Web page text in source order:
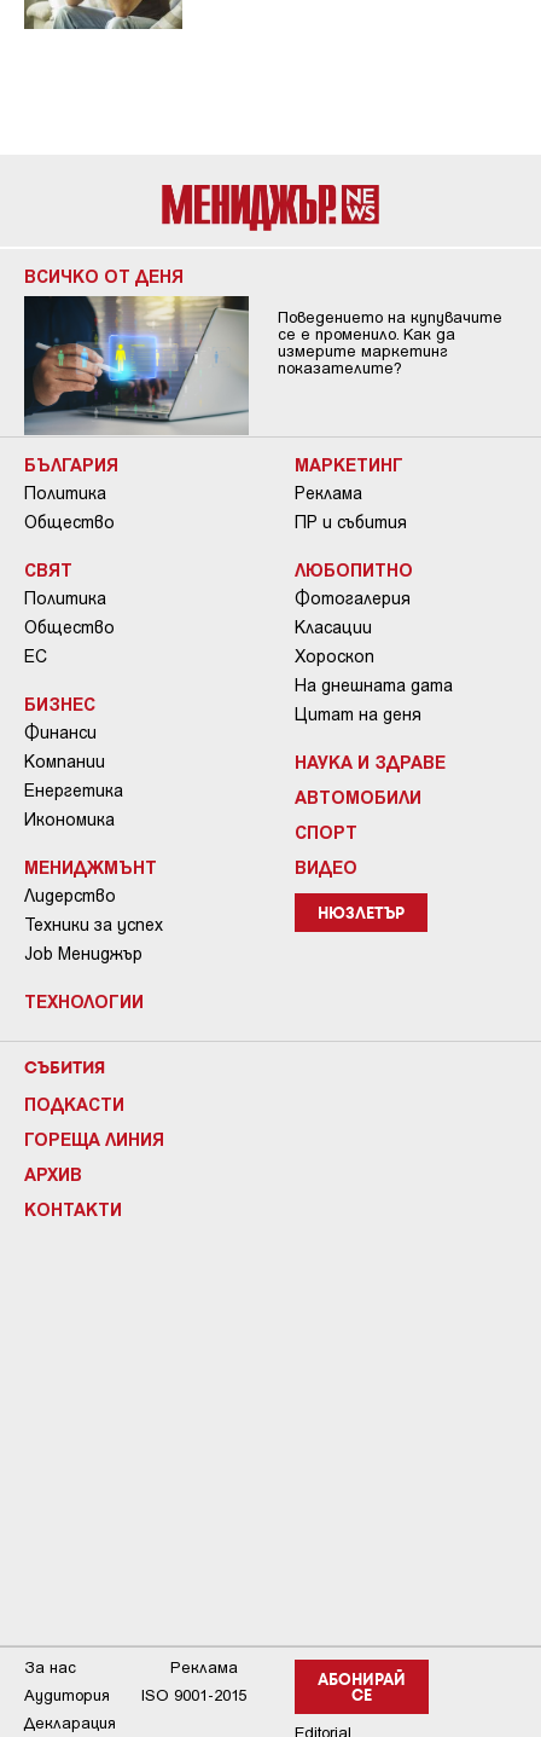
ВСИЧКО ОТ ДЕНЯ
Поведението на купувачите
се е променило. Как да
измерите маркетинг
показателите?
БЪЛГАРИЯ
Политика
Общество
СВЯТ
Политика
Общество
ЕС
БИЗНЕС
Финанси
Компании
Енергетика
Икономика
МЕНИДЖМЪНТ
Лидерство
Техники за успех
Job Мениджър
ТЕХНОЛОГИИ
МАРКЕТИНГ
Реклама
ПР и събития
ЛЮБОПИТНО
Фотогалерия
Класации
Хороскоп
На днешната дата
Цитат на деня
НАУКА И ЗДРАВЕ
АВТОМОБИЛИ
СПОРТ
ВИДЕО
НЮЗЛЕТЪР
СЪБИТИЯ
ПОДКАСТИ
ГОРЕЩА ЛИНИЯ
АРХИВ
КОНТАКТИ
АБОНИРАЙ
СЕ
Editorial
За нас
Реклама
Аудитория
ISO 9001-2015
Декларация